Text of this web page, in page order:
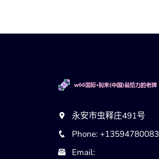
永安市虫释庄491号
Phone: +13594780083
Email: